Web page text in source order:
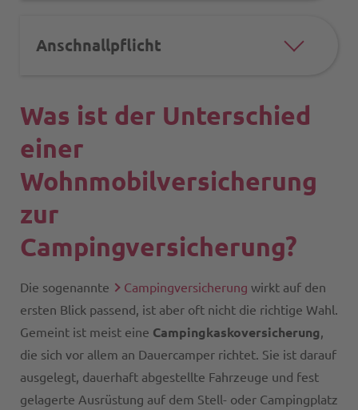
Anschnallpflicht
Was ist der Unterschied
einer
Wohnmobilversicherung
zur
Campingversicherung?
Die sogenannte Campingversicherung wirkt auf den
ersten Blick passend, ist aber oft nicht die richtige Wahl.
Gemeint ist meist eine Campingkaskoversicherung,
die sich vor allem an Dauercamper richtet. Sie ist darauf
ausgelegt, dauerhaft abgestellte Fahrzeuge und fest
gelagerte Ausrüstung auf dem Stell- oder Campingplatz